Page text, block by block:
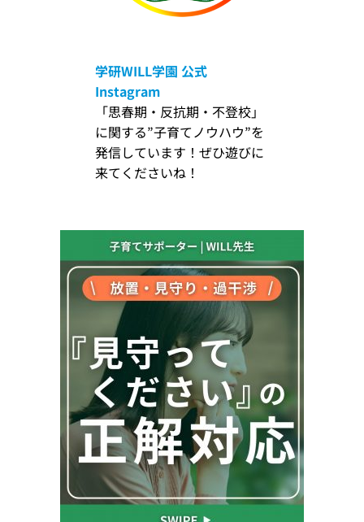
学研WILL学園 公式
Instagram
「思春期・反抗期・不登校」
に関する”子育てノウハウ”を
発信しています！ぜひ遊びに
来てくださいね！